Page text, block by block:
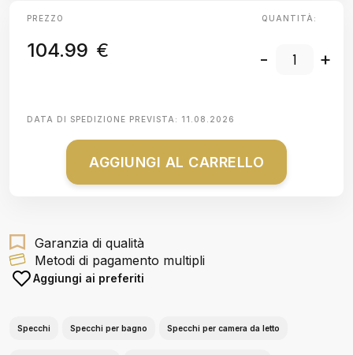
PREZZO
104.99 €
QUANTITÀ:
- +
DATA DI SPEDIZIONE PREVISTA: 11.08.2026
AGGIUNGI AL CARRELLO
Garanzia di qualità
Metodi di pagamento multipli
Aggiungi ai preferiti
Specchi Specchi per bagno Specchi per camera da letto